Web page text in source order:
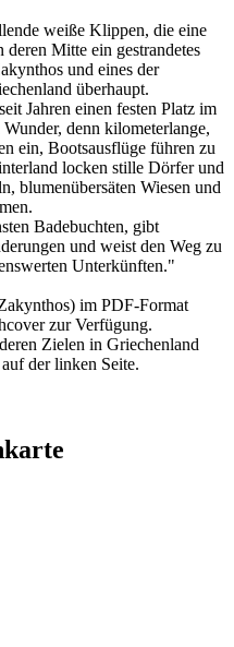
weiße Klippen, die eine
Mitte ein gestrandetes
und eines der
überhaupt.
Jahren einen festen Platz im
denn kilometerlange,
ein, Bootsausflüge führen zu
locken stille Dörfer und
blumenübersäten Wiesen und
Badebuchten, gibt
und weist den Weg zu
Unterkünften."
im PDF-Format
zur Verfügung.
Zielen in Griechenland
der linken Seite.